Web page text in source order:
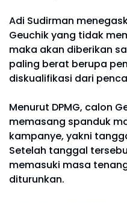
Adi Sudirman
Geuchik yang tidak
maka akan diberikan
paling berat berupa
diskualifikasi dari
Menurut DPMG, calon
memasang spanduk
kampanye, yakni
Setelah tanggal
memasuki masa
diturunkan.